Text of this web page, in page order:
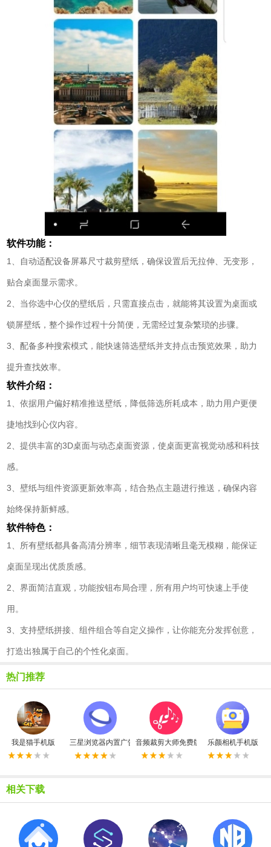
软件功能：
1、自动适配设备屏幕尺寸裁剪壁纸，确保设置后无拉伸、无变形，
贴合桌面显示需求。
2、当你选中心仪的壁纸后，只需直接点击，就能将其设置为桌面或
锁屏壁纸，整个操作过程十分简便，无需经过复杂繁琐的步骤。
3、配备多种搜索模式，能快速筛选壁纸并支持点击预览效果，助力
提升查找效率。
软件介绍：
1、依据用户偏好精准推送壁纸，降低筛选所耗成本，助力用户更便
捷地找到心仪内容。
2、提供丰富的3D桌面与动态桌面资源，使桌面更富视觉动感和科技
感。
3、壁纸与组件资源更新效率高，结合热点主题进行推送，确保内容
始终保持新鲜感。
软件特色：
1、所有壁纸都具备高清分辨率，细节表现清晰且毫无模糊，能保证
桌面呈现出优质质感。
2、界面简洁直观，功能按钮布局合理，所有用户均可快速上手使
用。
3、支持壁纸拼接、组件组合等自定义操作，让你能充分发挥创意，
打造出独属于自己的个性化桌面。
热门推荐
我是猫手机版 三星浏览器内置广告拦截器最新版
音频裁剪大师免费版 乐颜相机手机版
相关下载